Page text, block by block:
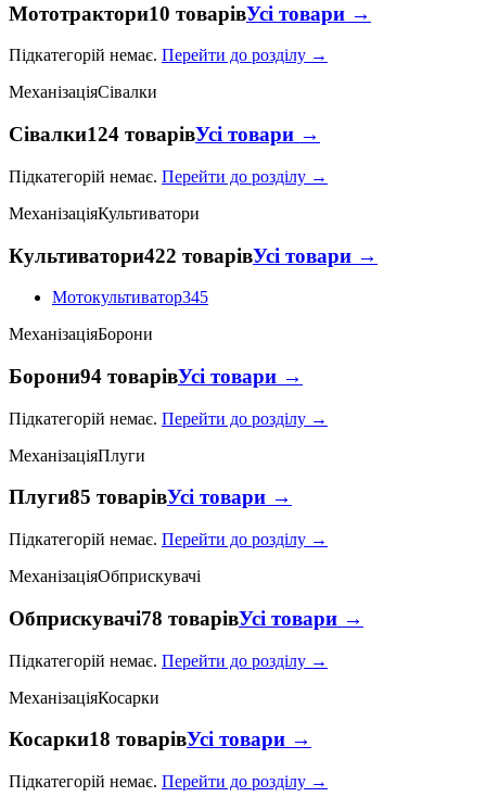
Мототрактори10 товарівУсі товари →
Підкатегорій немає. Перейти до розділу →
МеханізаціяСівалки
Сівалки124 товарівУсі товари →
Підкатегорій немає. Перейти до розділу →
МеханізаціяКультиватори
Культиватори422 товарівУсі товари →
Мотокультиватор345
МеханізаціяБорони
Борони94 товарівУсі товари →
Підкатегорій немає. Перейти до розділу →
МеханізаціяПлуги
Плуги85 товарівУсі товари →
Підкатегорій немає. Перейти до розділу →
МеханізаціяОбприскувачі
Обприскувачі78 товарівУсі товари →
Підкатегорій немає. Перейти до розділу →
МеханізаціяКосарки
Косарки18 товарівУсі товари →
Підкатегорій немає. Перейти до розділу →